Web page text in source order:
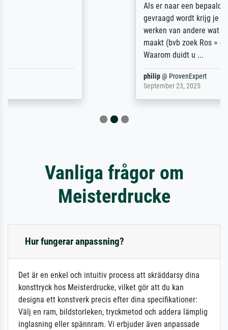
Als er naar een bepaalde kunstenaar
gevraagd wordt krijg je ook een aantal
werken van andere wat het onoverzichtelijk
maakt (bvb zoek Ros = ook Rops, Rose etc).
Vanliga frågor om
Meisterdrucke
Hur fungerar anpassning?
Det är en enkel och intuitiv process att skräddarsy dina
konsttryck hos Meisterdrucke, vilket gör att du kan
designa ett konstverk precis efter dina specifikationer:
Välj en ram, bildstorleken, tryckmetod och addera lämplig
inglasning eller spännram. Vi erbjuder även anpassade